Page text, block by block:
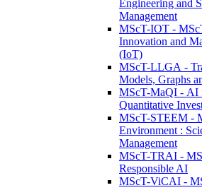
Engineering and
Management
MScT-IOT -
Innovation and
(IoT)
MScT-LLGA -
Models, Graphs
MScT-MaQI - AI
Quantitative
MScT-STEEM -
Environment :
Management
MScT-TRAI -
Responsible AI
MScT-ViCAI -